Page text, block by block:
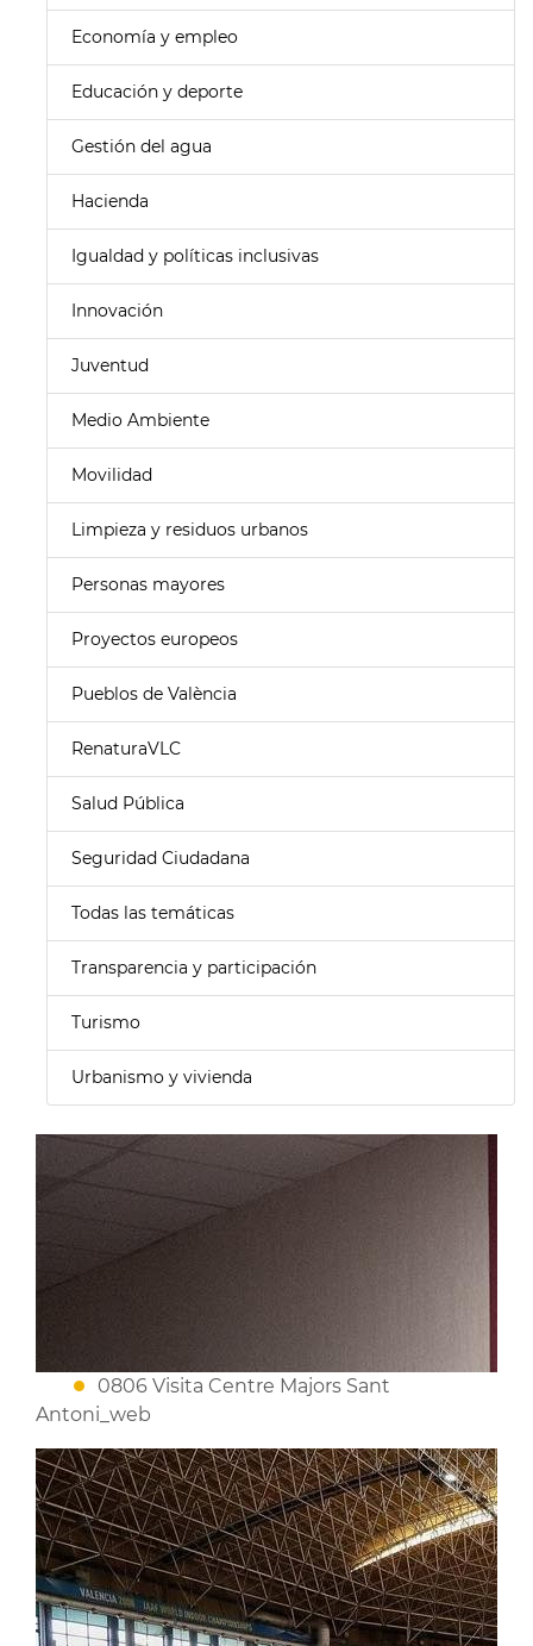
Economía y empleo
Educación y deporte
Gestión del agua
Hacienda
Igualdad y políticas inclusivas
Innovación
Juventud
Medio Ambiente
Movilidad
Limpieza y residuos urbanos
Personas mayores
Proyectos europeos
Pueblos de València
RenaturaVLC
Salud Pública
Seguridad Ciudadana
Todas las temáticas
Transparencia y participación
Turismo
Urbanismo y vivienda
0806 Visita Centre Majors Sant
Antoni_web